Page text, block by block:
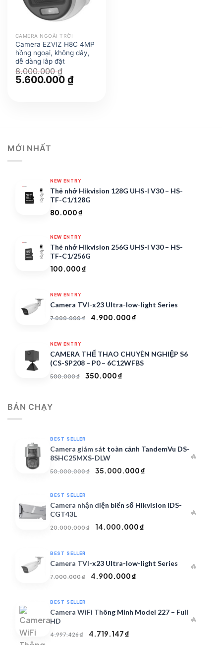
CAMERA NGOÀI TRỜI
Camera EZVIZ H8C 4MP
hồng ngoại, không dây,
dễ dàng lắp đặt
8.000.000₫
Giá
gốc
5.600.000 ₫Giá
hiện
MỚI NHẤT
NEW ENTRY
Thẻ nhớ Hikvision 128G UHS-I V30 – HS-
TF-C1/128G
80.000₫
NEW ENTRY
Thẻ nhớ Hikvision 256G UHS-I V30 – HS-
TF-C1/256G
100.000₫
NEW ENTRY
Camera TVI-x23 Ultra-low-light Series
7.000.000₫
Giá
7.000.000 ₫.
4.900.000₫
là:
4.900.000 ₫.
NEW ENTRY
CAMERA THỂ THAO CHUYÊN NGHIỆP S6
(CS-SP208 – P0 – 6C12WFBS
500.000₫
Giá
350.000₫
BÁN CHẠY
BEST SELLER
Camera giám sát toàn cảnh TandemVu DS-
8SHC25MXS-DLW
50.000.000₫
Giá
50.000.000 ₫.
35.000.000₫
là:
35.000.000 ₫.
🔥
BEST SELLER
Camera nhận diện biển số Hikvision iDS-
CGT43L
20.000.000₫
Giá
20.000.000 ₫.
14.000.000₫
là:
14.000.000 ₫.
🔥
BEST SELLER
Camera TVI-x23 Ultra-low-light Series
7.000.000₫
Giá
7.000.000 ₫.
4.900.000₫
là:
🔥
BEST SELLER
Camera WiFi Thông Minh Model 227 – Full
HD
4.997.426₫
Giá
4.719.147₫
🔥